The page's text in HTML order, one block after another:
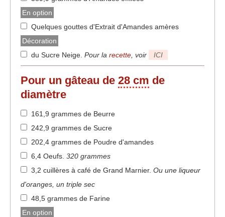
En option
Quelques gouttes d'Extrait d'Amandes amères
Décoration
du Sucre Neige Pour la recette , voir ICI
Pour un gâteau de 28 cm de
diamètre
161,9 grammes de Beurre
242,9 grammes de Sucre
202,4 grammes de Poudre d'amandes
6,4 Oeufs 320 grammes
3,2 cuillères à café de Grand Marnier. Ou une liqueur
d'oranges, un triple sec
48,5 grammes de Farine
En option